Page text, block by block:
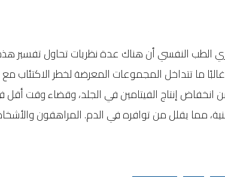
الطب النفسي أن هناك عدة نظريات تحاول تفسير
ما تتداخل المجموعات المعرضة لخطر
من انخفاض إنتاج الفيتامين في الجلد، وقضاء وقت
مما يقلل من توافره في الدم. المراهقون